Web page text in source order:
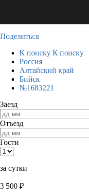
Поделиться
К поиску К поиску
Россия
Алтайский край
Бийск
№1683221
Заезд
Отъезд
Гости
за сутки
3 500 ₽